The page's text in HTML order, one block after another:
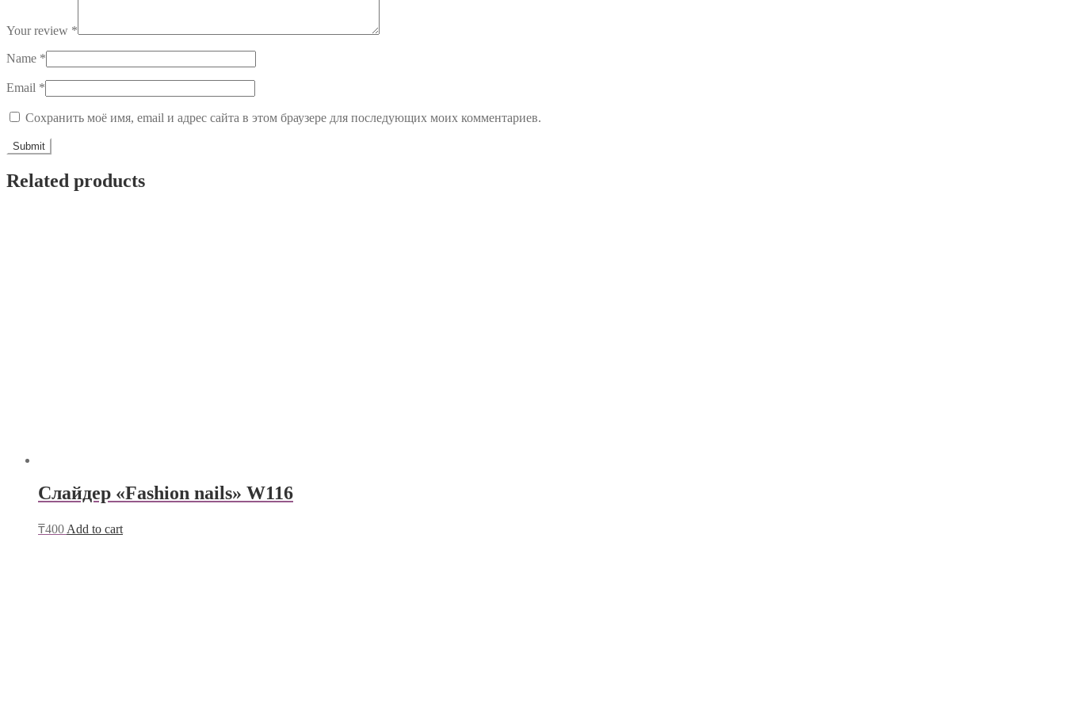
Your review *
Name *
Email *
Сохранить моё имя, email и адрес сайта в этом браузере для последующих моих комментариев.
Related products
Слайдер «Fashion nails» W116
₸400 Add to cart